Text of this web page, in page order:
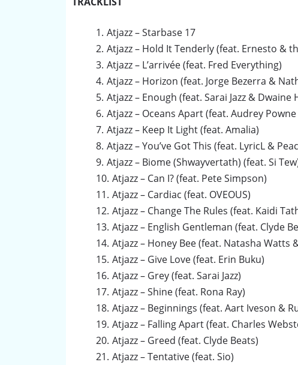
Atjazz – Starbase 17
Atjazz – Hold It Tenderly (feat. Ernesto &
Atjazz – L’arrivée (feat. Fred Everything)
Atjazz – Horizon (feat. Jorge Bezerra &
Atjazz – Enough (feat. Sarai Jazz & Dwaine
Atjazz – Oceans Apart (feat. Audrey
Atjazz – Keep It Light (feat. Amalia)
Atjazz – You’ve Got This (feat. LyricL &
Atjazz – Biome (Shwayvertath) (feat. Si
Atjazz – Can I? (feat. Pete Simpson)
Atjazz – Cardiac (feat. OVEOUS)
Atjazz – Change The Rules (feat. Kaidi
Atjazz – English Gentleman (feat. Clyde
Atjazz – Honey Bee (feat. Natasha Watts
Atjazz – Give Love (feat. Erin Buku)
Atjazz – Grey (feat. Sarai Jazz)
Atjazz – Shine (feat. Rona Ray)
Atjazz – Beginnings (feat. Aart Iveson &
Atjazz – Falling Apart (feat. Charles
Atjazz – Greed (feat. Clyde Beats)
Atjazz – Tentative (feat. Sio)